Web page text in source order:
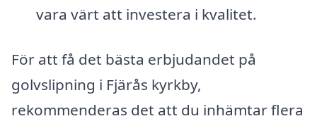
vara värt att investera i kvalitet.
För att få det bästa erbjudandet på
golvslipning i Fjärås kyrkby,
rekommenderas det att du inhämtar flera